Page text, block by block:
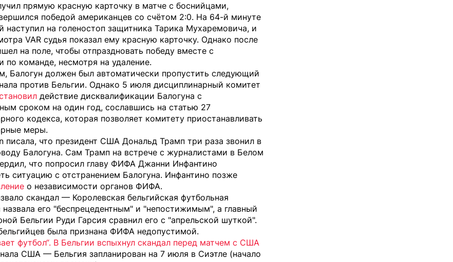
прямую красную карточку в матче с боснийцами,
победой американцев со счётом 2:0. На 64-й минуте
наступил на голеностоп защитника Тарика Мухаремовича, и
VAR судья показал ему красную карточку. Однако после
на поле, чтобы отпраздновать победу вместе с
по команде, несмотря на удаление.
Балогун должен был автоматически пропустить следующий
против Бельгии. Однако 5 июля дисциплинарный комитет
действие дисквалификации Балогуна с
сроком на один год, сославшись на статью 27
кодекса, которая позволяет комитету приостанавливать
меры.
писала, что президент США Дональд Трамп три раза звонил в
Балогуна. Сам Трамп на встрече с журналистами в Белом
что попросил главу ФИФА Джанни Инфантино
ситуацию с отстранением Балогуна. Инфантино позже
о независимости органов ФИФА.
скандал — Королевская бельгийская футбольная
назвала его "беспрецедентным" и "непостижимым", а главный
Бельгии Руди Гарсия сравнил его с "апрельской шуткой".
была признана ФИФА недопустимой.
футбол“. В Бельгии вспыхнул скандал перед матчем с США
США — Бельгия запланирован на 7 июля в Сиэтле (начало